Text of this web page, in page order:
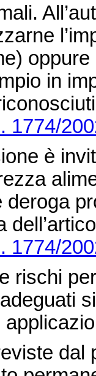
in
1774/
è
deroga
1774/
rischi
dal